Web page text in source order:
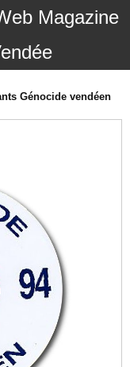
Magazine
Génocide vendéen